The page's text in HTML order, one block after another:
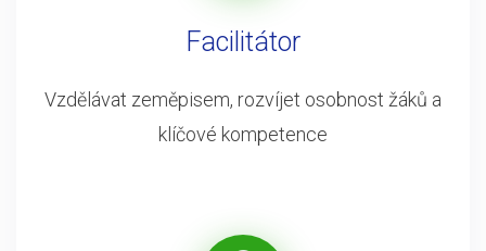
Facilitátor
Vzdělávat zeměpisem, rozvíjet osobnost žáků a
klíčové kompetence